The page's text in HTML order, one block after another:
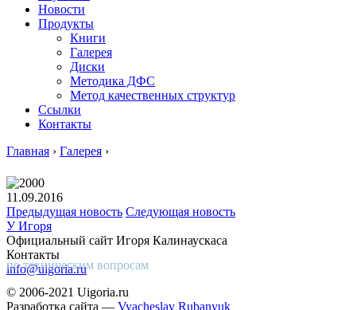
Новости
Продукты
Книги
Галерея
Диски
Методика ДФС
Метод качественных структур
Ссылки
Контакты
Главная › Галерея ›
11.09.2016
Предыдущая новость Следующая новость
У Игоря
Официальный сайт Игоря Калинаускаса
Контакты
info@uigoria.ru
по техническим вопросам
© 2006-2021 Uigoria.ru
Разработка сайта — Vyacheslav Rubanyuk